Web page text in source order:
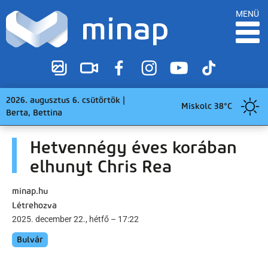
MENÜ
2026. augusztus 6. csütörtök |
Berta, Bettina
Miskolc 38°C
Hetvennégy éves korában
elhunyt Chris Rea
minap.hu
Létrehozva
2025. december 22., hétfő – 17:22
Bulvár